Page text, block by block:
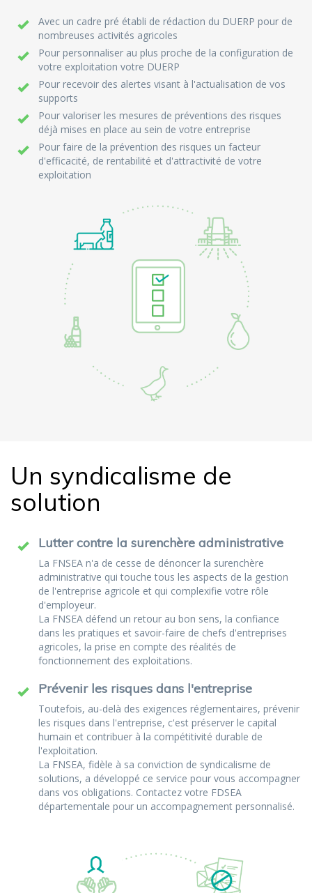
Avec un cadre pré établi de rédaction du DUERP pour de
nombreuses activités agricoles
Pour personnaliser au plus proche de la configuration de
votre exploitation votre DUERP
Pour recevoir des alertes visant à l'actualisation de vos
supports
Pour valoriser les mesures de préventions des risques
déjà mises en place au sein de votre entreprise
Pour faire de la prévention des risques un facteur
d'efficacité, de rentabilité et d'attractivité de votre
exploitation
Un syndicalisme de
solution
Lutter contre la surenchère administrative
La FNSEA n'a de cesse de dénoncer la surenchère
administrative qui touche tous les aspects de la gestion
de l'entreprise agricole et qui complexifie votre rôle
d'employeur.
La FNSEA défend un retour au bon sens, la confiance
dans les pratiques et savoir-faire de chefs d'entreprises
agricoles, la prise en compte des réalités de
fonctionnement des exploitations.
Prévenir les risques dans l'entreprise
Toutefois, au-delà des exigences réglementaires, prévenir
les risques dans l'entreprise, c'est préserver le capital
humain et contribuer à la compétitivité durable de
l'exploitation.
La FNSEA, fidèle à sa conviction de syndicalisme de
solutions, a développé ce service pour vous accompagner
dans vos obligations. Contactez votre FDSEA
départementale pour un accompagnement personnalisé.